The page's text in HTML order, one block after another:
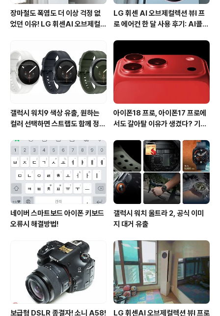
장마철도 폭염도 더 이상 걱정 없
었던 이유! LG 휘센AI 오브제컬렉
LG 휘센 AI 오브제컬렉션 뷰I 프
로 에어컨 한 달 사용 후기: AI콜드
갤럭시 워치9 색상 유출, 원하는
컬러 선택하면 스트랩도 함께 정해
아이폰18 프로, 아이폰17 프로에
서도 갈아탈 이유가 생겼다? 기대
네이버 스마트보드 아이폰 키보드
오류시 해결방법!
갤럭시 워치 울트라 2, 공식 이미
지 대거 유출
보급형 DSLR 종결자! 소니 A58! LG 휘센AI 오브제컬렉션 뷰I 프로